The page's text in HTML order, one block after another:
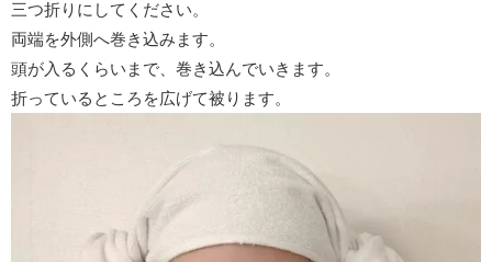
三つ折りにしてください。
両端を外側へ巻き込みます。
頭が入るくらいまで、巻き込んでいきます。
折っているところを広げて被ります。